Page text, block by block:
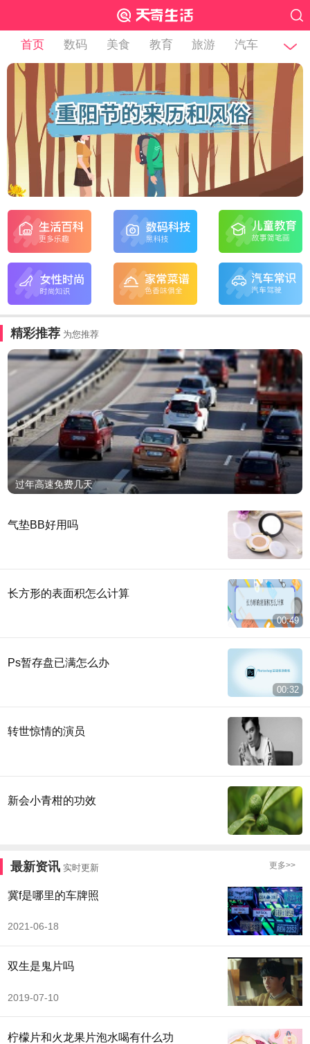
首页 数码 美食 教育 旅游 汽车
精彩推荐 为您推荐
过年高速免费几天
气垫BB好用吗
长方形的表面积怎么计算
00:49
Ps暂存盘已满怎么办
00:32
转世惊情的演员
新会小青柑的功效
最新资讯 实时更新 更多>>
冀f是哪里的车牌照
2021-06-18
双生是鬼片吗
2019-07-10
柠檬片和火龙果片泡水喝有什么功